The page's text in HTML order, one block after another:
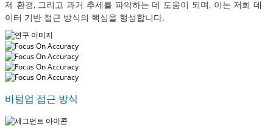
제 환경, 그리고 과거 추세를 파악하는 데 도움이 되며, 이는 저희 데
이터 기반 접근 방식의 핵심을 형성합니다.
바텀업 접근 방식